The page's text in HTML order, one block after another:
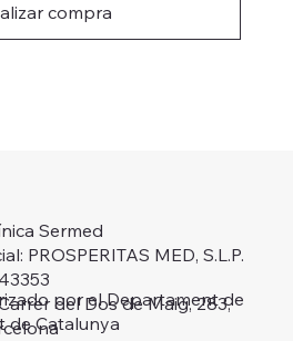
compra
por el Departament de
de Catalunya
Sermed
PROSPERITAS MED, S.L.P.
del Dos de Maig, 283,